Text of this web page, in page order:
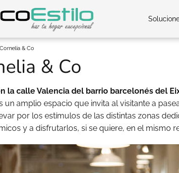
Cornelia & Co
& Co
la calle Valencia del barrio barcelonés del
un amplio espacio que invita al visitante a
por los estímulos de las distintas zonas
y a disfrutarlos, si se quiere, en el mismo